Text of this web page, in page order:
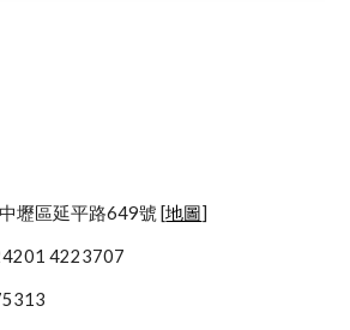
桃園市中壢區延平路649號 [
地圖]
03 4224201 4223707
4275313